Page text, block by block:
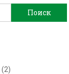
Найти:
(2)